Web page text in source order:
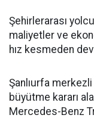
Şehirlerarası
maliyetler ve
hız kesmeden
Şanlıurfa
büyütme kararı
Mercedes-Benz